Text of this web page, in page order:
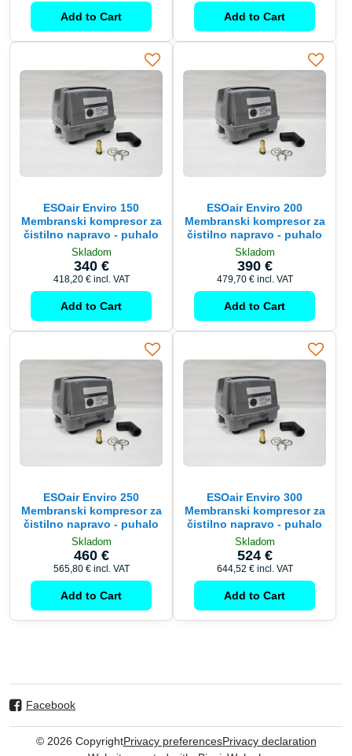
Add to Cart Add to Cart
ESOair Enviro 150
Membranski kompresor za
čistilno napravo - puhalo
Skladom
340 €
418,20 € incl. VAT
Add to Cart
ESOair Enviro 200
Membranski kompresor za
čistilno napravo - puhalo
Skladom
390 €
479,70 € incl. VAT
Add to Cart
ESOair Enviro 250
Membranski kompresor za
čistilno napravo - puhalo
Skladom
460 €
565,80 € incl. VAT
Add to Cart
ESOair Enviro 300
Membranski kompresor za
čistilno napravo - puhalo
Skladom
524 €
644,52 € incl. VAT
Add to Cart
Facebook
© 2026 CopyrightPrivacy preferencesPrivacy declaration